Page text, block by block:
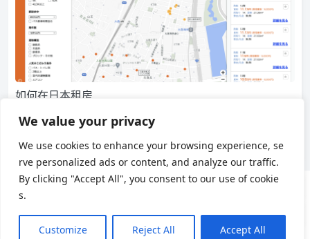
We value your privacy
We use cookies to enhance your browsing experience, se
rve personalized ads or content, and analyze our traffic.
By clicking "Accept All", you consent to our use of cookie
s.
Customize Reject All Accept All
如何在日本租房
在阅读本文之前，可以先阅读一下 日本租房前必须要知道的一些
概念，带着基本的概念再来看看如何在日本找到自己心仪的…
3,241 0 日本生活
用户协议 隐私政策
Theme byPuock